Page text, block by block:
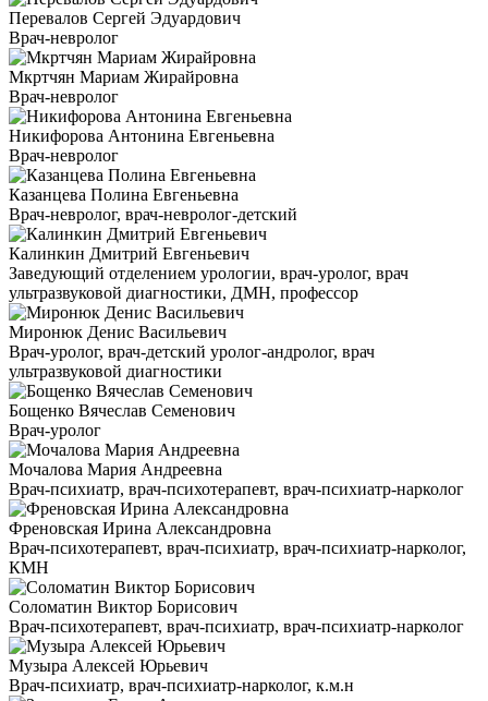
Перевалов Сергей Эдуардович
Врач-невролог
Мкртчян Мариам Жирайровна
Врач-невролог
Никифорова Антонина Евгеньевна
Врач-невролог
Казанцева Полина Евгеньевна
Врач-невролог, врач-невролог-детский
Калинкин Дмитрий Евгеньевич
Заведующий отделением урологии, врач-уролог, врач
ультразвуковой диагностики, ДМН, профессор
Миронюк Денис Васильевич
Врач-уролог, врач-детский уролог-андролог, врач
ультразвуковой диагностики
Бощенко Вячеслав Семенович
Врач-уролог
Мочалова Мария Андреевна
Врач-психиатр, врач-психотерапевт, врач-психиатр-нарколог
Френовская Ирина Александровна
Врач-психотерапевт, врач-психиатр, врач-психиатр-нарколог,
КМН
Соломатин Виктор Борисович
Врач-психотерапевт, врач-психиатр, врач-психиатр-нарколог
Музыра Алексей Юрьевич
Врач-психиатр, врач-психиатр-нарколог, к.м.н